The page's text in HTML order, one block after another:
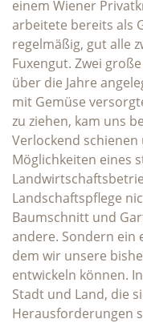
einem Wiener
arbeitete bereits als
regelmäßig, gut alle
Fuxengut. Zwei
über die Jahre
mit Gemüse
zu ziehen, kam uns
Verlockend
Möglichkeiten eines
Landschaftspflege
Baumschnitt und
andere. Sondern ein
dem wir unsere
entwickeln können.
Stadt und Land, die
Herausforderungen